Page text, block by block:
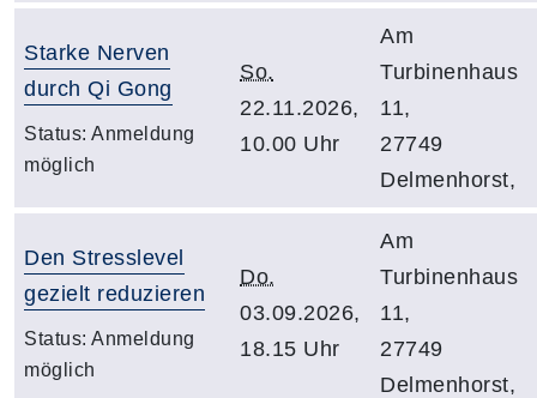
Starke Nerven
durch Qi Gong
Status: Anmeldung
möglich
So.
22.11.2026,
10.00 Uhr
Am
Turbinenhaus
11,
27749
Delmenhorst,
Den Stresslevel
gezielt reduzieren
Status: Anmeldung
möglich
Do.
03.09.2026,
18.15 Uhr
Am
Turbinenhaus
11,
27749
Delmenhorst,